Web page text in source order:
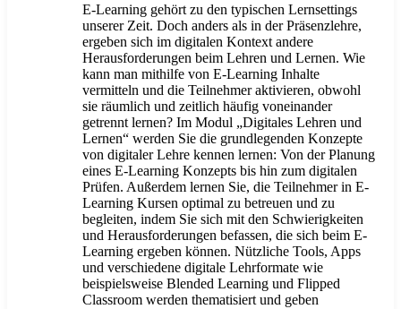
E-Learning gehört zu den typischen Lernsettings
unserer Zeit. Doch anders als in der Präsenzlehre,
ergeben sich im digitalen Kontext andere
Herausforderungen beim Lehren und Lernen. Wie
kann man mithilfe von E-Learning Inhalte
vermitteln und die Teilnehmer aktivieren, obwohl
sie räumlich und zeitlich häufig voneinander
getrennt lernen? Im Modul „Digitales Lehren und
Lernen“ werden Sie die grundlegenden Konzepte
von digitaler Lehre kennen lernen: Von der Planung
eines E-Learning Konzepts bis hin zum digitalen
Prüfen. Außerdem lernen Sie, die Teilnehmer in E-
Learning Kursen optimal zu betreuen und zu
begleiten, indem Sie sich mit den Schwierigkeiten
und Herausforderungen befassen, die sich beim E-
Learning ergeben können. Nützliche Tools, Apps
und verschiedene digitale Lehrformate wie
beispielsweise Blended Learning und Flipped
Classroom werden thematisiert und geben